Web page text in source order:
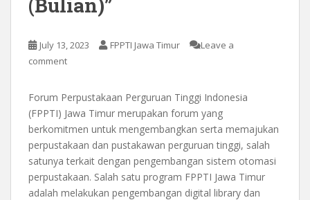
(Bulian)”
July 13, 2023 FPPTI Jawa Timur
Leave a
comment
Forum Perpustakaan Perguruan Tinggi Indonesia
(FPPTI) Jawa Timur merupakan forum yang
berkomitmen untuk mengembangkan serta memajukan
perpustakaan dan pustakawan perguruan tinggi, salah
satunya terkait dengan pengembangan sistem otomasi
perpustakaan. Salah satu program FPPTI Jawa Timur
adalah melakukan pengembangan digital library dan